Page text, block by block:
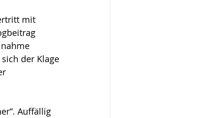
mit
der Klage
Auffällig